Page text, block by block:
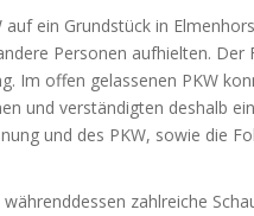
ein Grundstück in
Personen aufhielten. Der
Im offen gelassenen PKW
und verständigten deshalb
und des PKW, sowie die
zahlreiche